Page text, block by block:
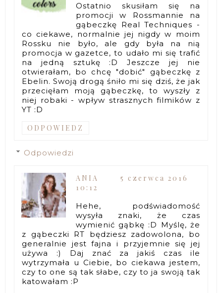
Ostatnio skusiłam się na
promocji w Rossmannie na
gąbeczkę Real Techniques -
co ciekawe, normalnie jej nigdy w moim
Rossku nie było, ale gdy była na nią
promocja w gazetce, to udało mi się trafić
na jedną sztukę :D Jeszcze jej nie
otwierałam, bo chcę "dobić" gąbeczkę z
Ebelin. Swoją drogą śniło mi się dziś, że jak
przecięłam moją gąbeczkę, to wyszły z
niej robaki - wpływ strasznych filmików z
YT :D
ODPOWIEDZ
Odpowiedzi
ANIA
5 czerwca 2016
10:12
Hehe, podświadomość
wysyła znaki, że czas
wymienić gąbkę :D Myślę, że
z gąbeczki RT będziesz zadowolona, bo
generalnie jest fajna i przyjemnie się jej
używa :) Daj znać za jakiś czas ile
wytrzymała u Ciebie, bo ciekawa jestem,
czy to one są tak słabe, czy to ja swoją tak
katowałam :P